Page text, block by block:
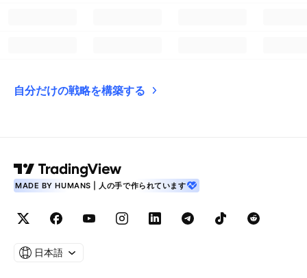
自分だけの戦略を構築する
MADE BY HUMANS | 人の手で作られています
日本語